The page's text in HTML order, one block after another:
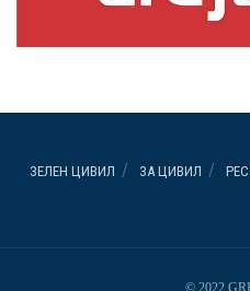
ЗЕЛЕН ЦИВИЛ ЗА ЦИВИЛ